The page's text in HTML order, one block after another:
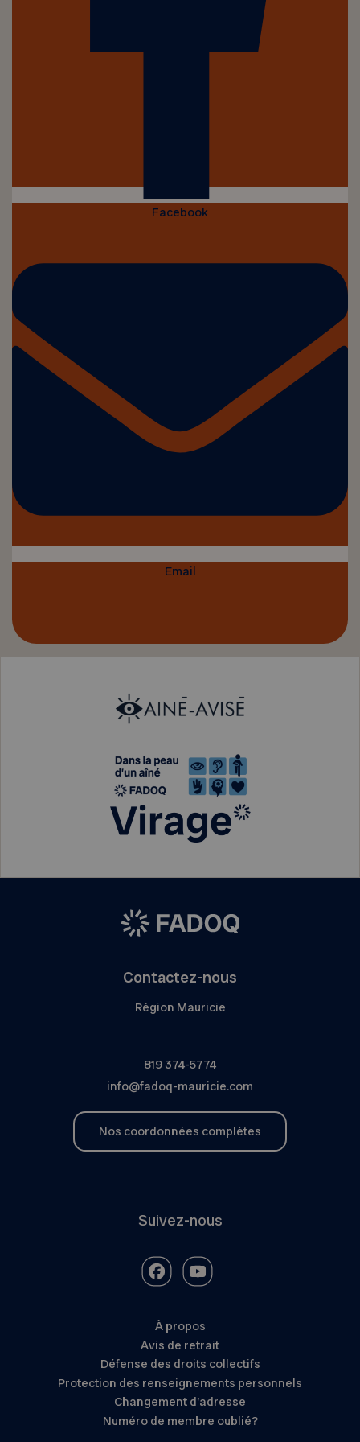
Facebook
Email
Contactez-nous
Région Mauricie
819 374-5774
info@fadoq-mauricie.com
Nos coordonnées complètes
Suivez-nous
À propos
Avis de retrait
Défense des droits collectifs
Protection des renseignements personnels
Changement d’adresse
Numéro de membre oublié?